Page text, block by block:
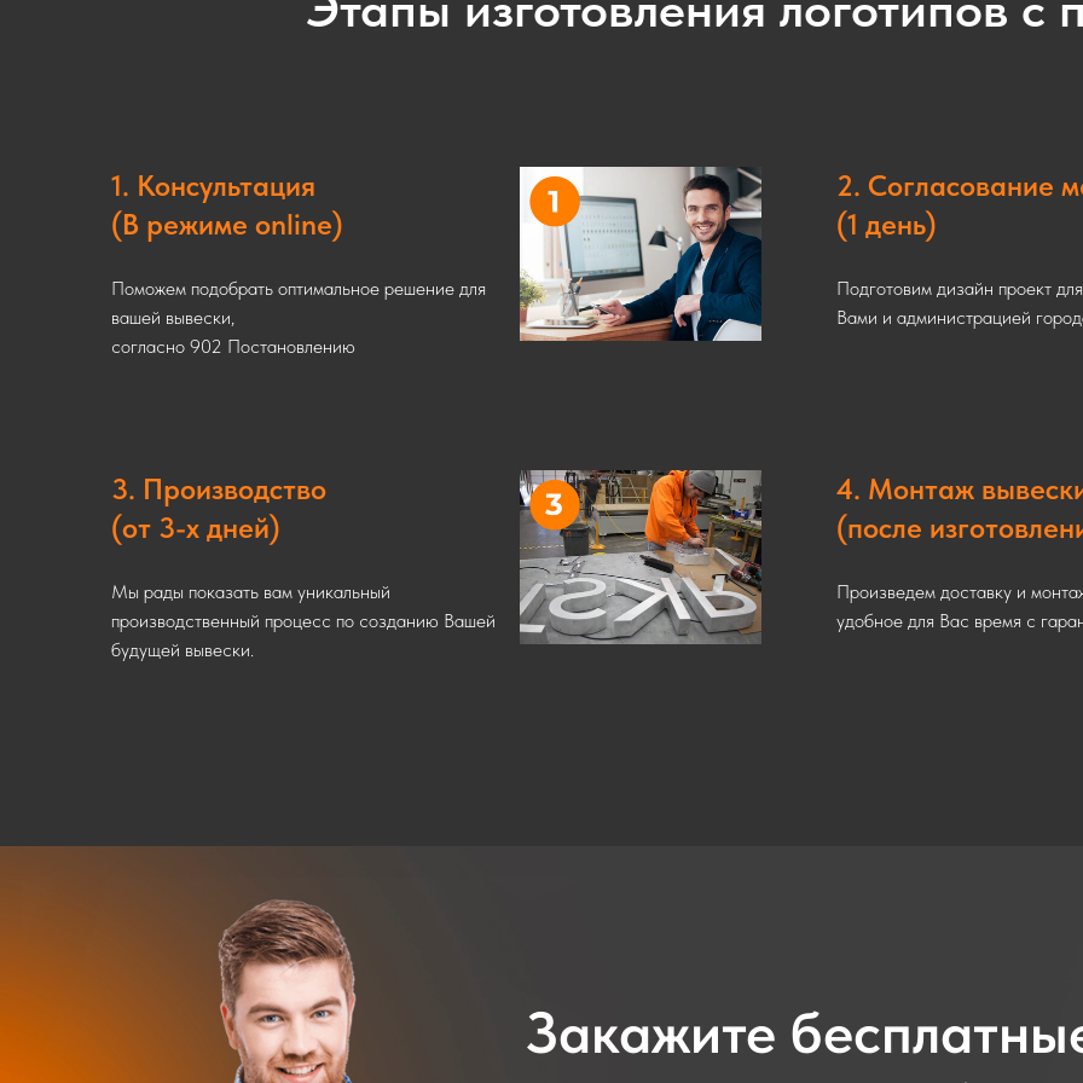
1. Консультация
(В режиме online)
Поможем подобрать оптимальное решение для
вашей вывески,
согласно 902 Постановлению
2. Согласование
(1 день)
Подготовим дизайн проект
Вами и администрацией
3. Производство
(от 3-х дней)
Мы рады показать вам уникальный
производственный процесс по созданию Вашей
будущей вывески.
4. Монтаж
(после
Произведем доставку и
удобное для Вас время с
Закажите